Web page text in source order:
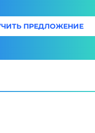
ПРЕДЛОЖЕНИЕ